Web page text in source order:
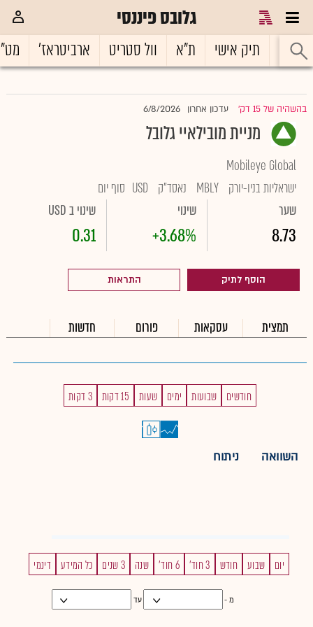
גלובס פיננסי
ראשי תיק אישי ת"א וול סטריט ארביטראז'
בהשהיה של 15 דק' עדכון אחרון 6/8/2026
מניית מובילאיי גלובל
Mobileye Global
ישראליות בניו-יורק MBLY נאסד"ק USD סוף יום
שער
8.73
שינוי
+3.68%
שינוי ב USD
0.31
הוסף לתיק התראות
תמצית עסקאות פורום חדשות
חודשים שבועות ימים שעות 15 דקות 3 דקות
השוואה ניתוח
יום שבוע חודש 3 חוד' 6 חוד' שנה 3 שנים כל המידע דינמי
מ - עד